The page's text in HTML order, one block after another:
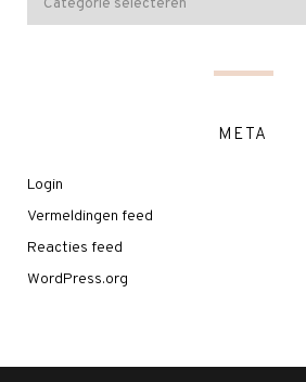
META
Login
Vermeldingen feed
Reacties feed
WordPress.org